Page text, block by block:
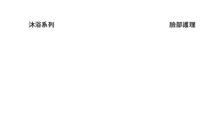
沐浴系列 臉部護理